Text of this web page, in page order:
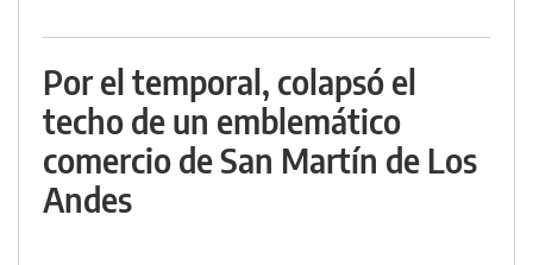
Por el temporal, colapsó el
techo de un emblemático
comercio de San Martín de Los
Andes